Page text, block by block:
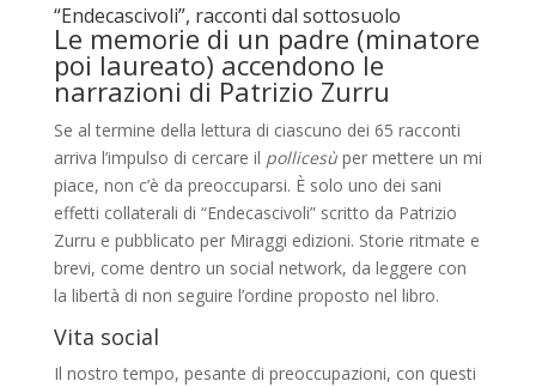
“Endecascivoli”, racconti dal sottosuolo
Le memorie di un padre (minatore
poi laureato) accendono le
narrazioni di Patrizio Zurru
Se al termine della lettura di ciascuno dei 65 racconti
arriva l’impulso di cercare il pollicesùper mettere un mi
pia­ce, non c’è da preoccuparsi. È solo uno dei sa­ni
effetti collaterali di “Endecascivoli” scrit­to da Patrizio
Zurru e pubblicato per Mirag­gi edizioni. Storie ritmate e
brevi, come den­tro un social network, da leggere con
la liber­tà di non seguire l’ordine proposto nel libro.
Vita social
Il nostro tempo, pesante di preoccupazio­ni, con questi